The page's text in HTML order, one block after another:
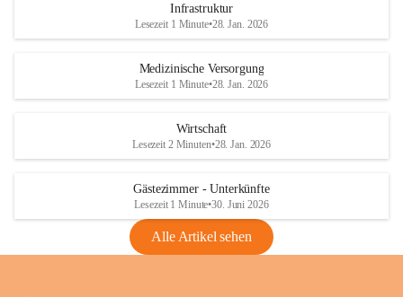
Infrastruktur
Lesezeit 1 Minute•28. Jan. 2026
Medizinische Versorgung
Lesezeit 1 Minute•28. Jan. 2026
Wirtschaft
Lesezeit 2 Minuten•28. Jan. 2026
Gästezimmer - Unterkünfte
Lesezeit 1 Minute•30. Juni 2026
Alle Artikel sehen